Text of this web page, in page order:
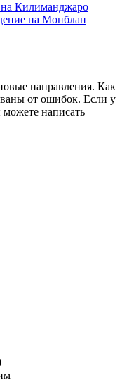
Килиманджаро
на Монблан
направления. Как
от ошибок. Если у
написать